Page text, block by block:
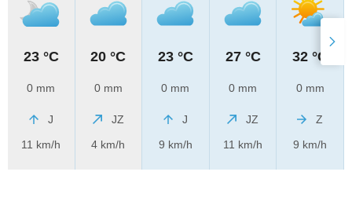
23 °C
0 mm
J
11 km/h
20 °C
0 mm
JZ
4 km/h
23 °C
0 mm
J
9 km/h
27 °C
0 mm
JZ
11 km/h
32 °C
0 mm
Z
9 km/h